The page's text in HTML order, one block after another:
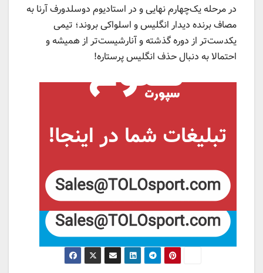
در مرحله یک‌چهارم نهایی و در استادیوم دوسلدورف آرنا به
مصاف برنده دیدار انگلیس و اسلواکی بروند؛ تیمی
یکدست‌تر از دوره گذشته و آنارشیست‌تر از همیشه و
احتمالا به دنبال حذف انگلیس پرستاره!